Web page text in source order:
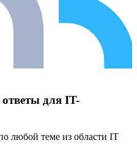
для IT-
любой теме из области IT